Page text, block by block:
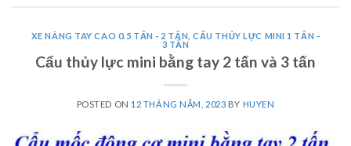
XE NÂNG TAY CAO 0.5 TẤN - 2 TẤN ,CẨU THỦY LỰC MINI 1 TẤN -
3 TẤN
Cẩu thủy lực mini bằng tay 2 tấn và 3 tấn
POSTED ON 12 THÁNG NĂM, 2023 BY HUYEN